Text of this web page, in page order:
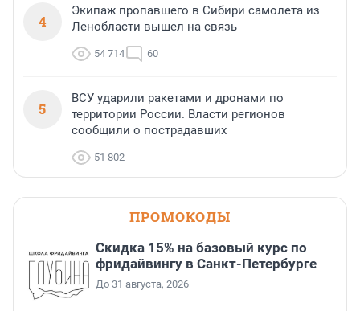
4
Экипаж пропавшего в Сибири самолета из
Ленобласти вышел на связь
54 714 60
5
ВСУ ударили ракетами и дронами по
территории России. Власти регионов
сообщили о пострадавших
51 802
ПРОМОКОДЫ
Скидка 15% на базовый курс по
фридайвингу в Санкт-Петербурге
До 31 августа, 2026